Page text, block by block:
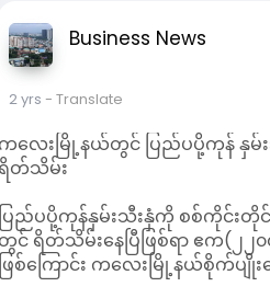
ြောသည်။Business News
2 yrs - Translate
လေးမြို့နယ်တွင် ပြည်ပပို့ကုန် နှမ်း
တ်သိမ်း
ြည်ပပို့ကုန်နှမ်းသီးနှံကို စစ်ကိုင်းတို
င် ရိတ်သိမ်းနေပြီဖြစ်ရာ ဧက(၂၂၀
ြစ်ကြောင်း ကလေးမြို့နယ်စိုက်ပျိုး